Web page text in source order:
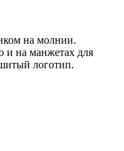
на молнии.
и на манжетах для
логотип.